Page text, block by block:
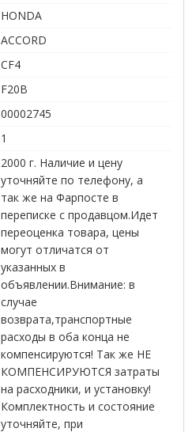
HONDA
ACCORD
CF4
F20B
00002745
1
2000 г. Наличие и цену
уточняйте по телефону, а
так же на Фарпосте в
переписке с продавцом.Идет
переоценка товара, цены
могут отличатся от
указанных в
объявлении.Внимание: в
случае
возврата,транспортные
расходы в оба конца не
компенсируются! Так же НЕ
КОМПЕНСИРУЮТСЯ затраты
на расходники, и установку!
Комплектность и состояние
уточняйте, при